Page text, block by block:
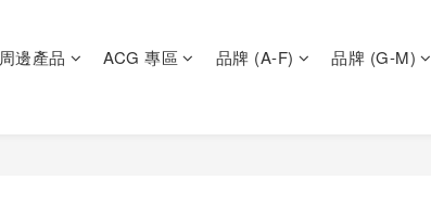
周邊產品 ACG 專區 品牌 (A-F) 品牌 (G-M)